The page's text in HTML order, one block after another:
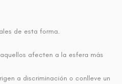
de esta forma.
afecten a la esfera más
a discriminación o conlleve un